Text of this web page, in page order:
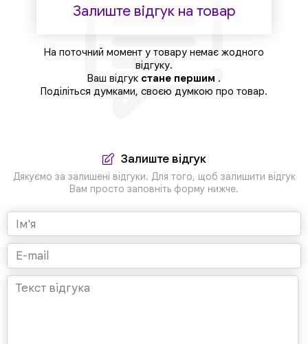
Залиште відгук на товар
На поточний момент у товару немає жодного
відгуку.
Ваш відгук стане першим .
Поділіться думками, своєю думкою про товар.
Залиште відгук
Дякуємо за залишені відгуки. Для того, щоб залишити відгук
Вам просто заповніть форму нижче.